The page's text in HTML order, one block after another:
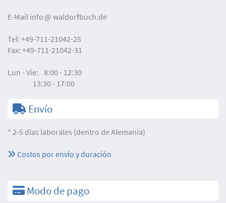
E-Mail info waldorfbuch.de
Tel: +49-711-21042-25
Fax: +49-711-21042-31
Lun - Vie: 8:00 - 12:30
13:30 - 17:00
Envío
* 2-5 días laborales (dentro de Alemania)
Costos por envío y duración
Modo de pago